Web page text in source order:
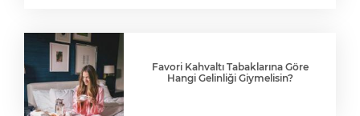
Favori Kahvaltı Tabaklarına Göre
Hangi Gelinliği Giymelisin?